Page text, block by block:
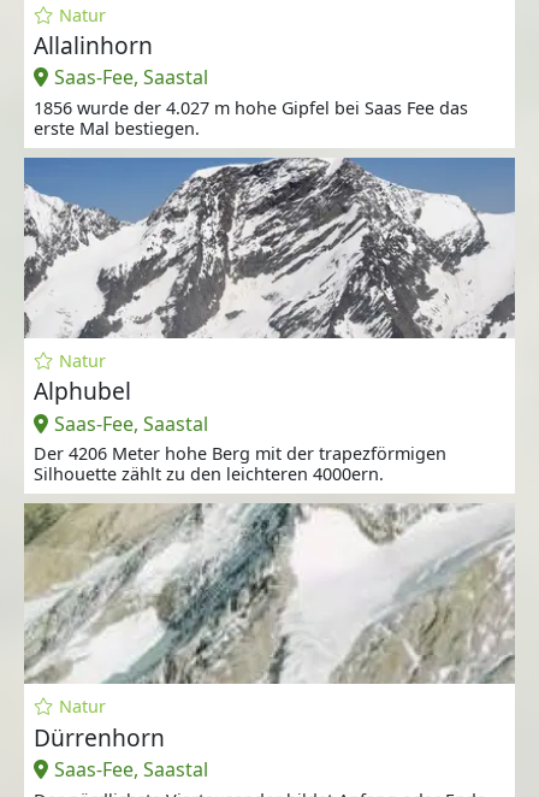
Natur
Allalinhorn
Saas-Fee, Saastal
1856 wurde der 4.027 m hohe Gipfel bei Saas Fee das
erste Mal bestiegen.
Natur
Alphubel
Saas-Fee, Saastal
Der 4206 Meter hohe Berg mit der trapezförmigen
Silhouette zählt zu den leichteren 4000ern.
Natur
Dürrenhorn
Saas-Fee, Saastal